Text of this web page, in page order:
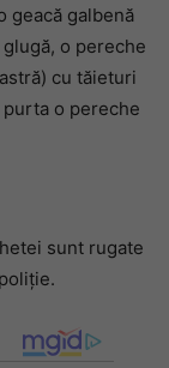
geacă galbenă
o pereche
cu tăieturi
o pereche
sunt rugate